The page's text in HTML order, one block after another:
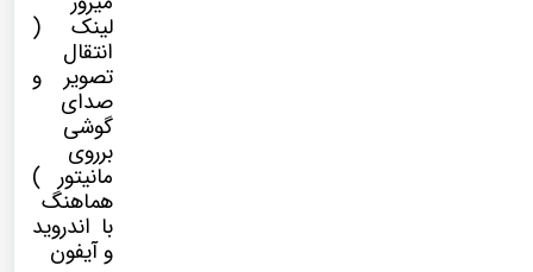
لینک (
انتقال
تصویر و
صدای
گوشی
برروی
مانیتور )
هماهنگ
با اندروید
و آیفون